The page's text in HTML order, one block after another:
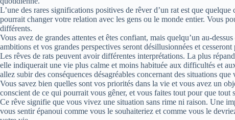
L’une des rares significations positives de rêver d’un rat est que
pourrait changer votre relation avec les gens ou le monde entier. Vous
différents.
Vous avez de grandes attentes et êtes confiant, mais quelqu’un au-
ambitions et vos grandes perspectives seront désillusionnées et
Les rêves de rats peuvent avoir différentes interprétations. La plus
elle indiquerait une vie plus calme et moins habituée aux difficultés et
allez subir des conséquences désagréables concernant des situations que
Vous savez bien quelles sont vos priorités dans la vie et vous avez un
conscient de ce qui pourrait vous gêner, et vous faites tout pour que tout
Ce rêve signifie que vous vivez une situation sans rime ni raison. Une
vous sentir épanoui comme vous le souhaiteriez et comme vous le